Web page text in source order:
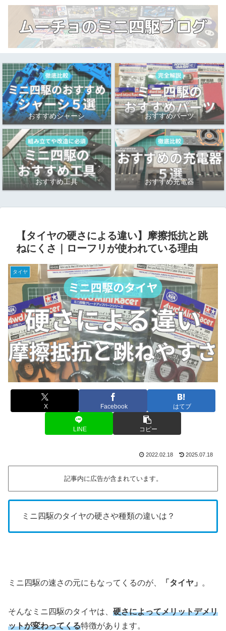
おすすめシャーシ おすすめパーツ
おすすめ工具 おすすめ充電器
【タイヤの硬さによる違い】摩擦抵抗と跳
ねにくさ｜ローフリが使われている理由
タイヤ
X Facebook はてブ
LINE コピー
2022.02.18 2025.07.18
記事内に広告が含まれています。
ミニ四駆のタイヤの硬さや種類の違いは？
ミニ四駆の速さの元にもなってくるのが、 「タイヤ」 。
そんなミニ四駆のタイヤは、 硬さによってメリットデメリ
ットが変わってくる特徴があります。